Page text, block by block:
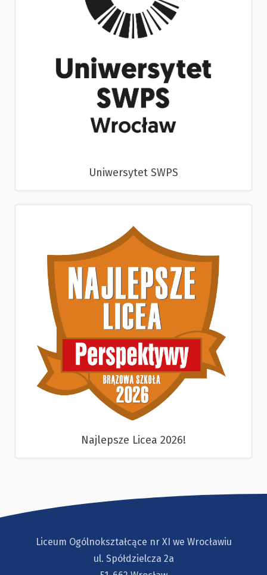
Uniwersytet SWPS
Najlepsze Licea 2026!
Liceum Ogólnokształcące nr XI we Wrocławiu
ul. Spółdzielcza 2a